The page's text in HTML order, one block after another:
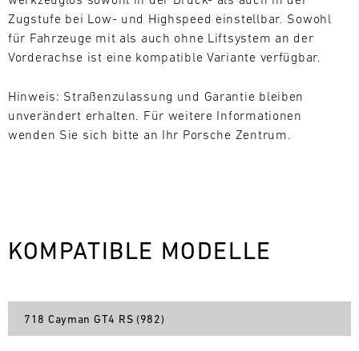
11
17 18 19 20 21 22 23 24
30.07.
Endurance
Der
31.07.
-
Zugstufe bei Low- und Highspeed einstellbar. Sowohl
für Fahrzeuge mit als auch ohne Liftsystem an der
Vorderachse ist eine kompatible Variante verfügbar.
Hinweis: Straßenzulassung und Garantie bleiben
unverändert erhalten. Für weitere Informationen
wenden Sie sich bitte an Ihr Porsche Zentrum.
KOMPATIBLE MODELLE
718 Cayman GT4 RS (982)